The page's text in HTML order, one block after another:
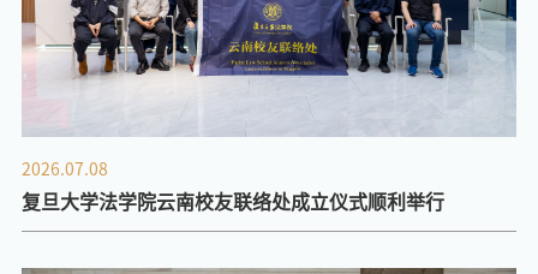
2026.07.08
复旦大学法学院云南校友联络处成立仪式顺利举行